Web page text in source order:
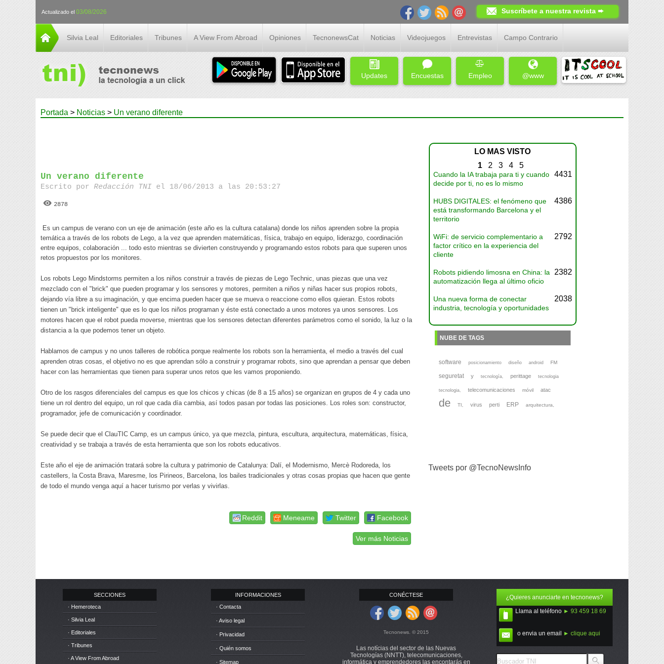
Actualizado el 03/08/2026 Suscríbete a nuestra revista ➨
Silvia Leal Editoriales Tribunes A View From Abroad Opiniones TecnonewsCat Noticias Videojuegos Entrevistas Campo Contrario
Updates Encuestas Empleo @www
Portada > Noticias > Un verano diferente
Un verano diferente
Escrito porRedacción TNI el 18/06/2013 a las 20:53:27
2878
Es un campus de verano con un eje de animación (este año es la cultura catalana) donde los niños aprenden sobre la propia
temática a través de los robots de Lego, a la vez que aprenden matemáticas, física, trabajo en equipo, liderazgo, coordinación
entre equipos, colaboración ... todo esto mientras se divierten construyendo y programando estos robots para que superen unos
retos propuestos por los monitores.
Los robots Lego Mindstorms permiten a los niños construir a través de piezas de Lego Technic, unas piezas que una vez
mezclado con el "brick" que pueden programar y los sensores y motores, permiten a niños y niñas hacer sus propios robots,
dejando vía libre a su imaginación, y que encima pueden hacer que se mueva o reaccione como ellos quieran. Estos robots
tienen un "brick inteligente" que es lo que los niños programan y éste está conectado a unos motores ya unos sensores. Los
motores hacen que el robot pueda moverse, mientras que los sensores detectan diferentes parámetros como el sonido, la luz o la
distancia a la que podemos tener un objeto.
Hablamos de campus y no unos talleres de robótica porque realmente los robots son la herramienta, el medio a través del cual
aprenden otras cosas, el objetivo no es que aprendan sólo a construir y programar robots, sino que aprendan a pensar que deben
hacer con las herramientas que tienen para superar unos retos que les vamos proponiendo.
Otro de los rasgos diferenciales del campus es que los chicos y chicas (de 8 a 15 años) se organizan en grupos de 4 y cada uno
tiene un rol dentro del equipo, un rol que cada día cambia, así todos pasan por todas las posiciones. Los roles son: constructor,
programador, jefe de comunicación y coordinador.
Se puede decir que el ClauTIC Camp, es un campus único, ya que mezcla, pintura, escultura, arquitectura, matemáticas, física,
creatividad y se trabaja a través de esta herramienta que son los robots educativos.
Este año el eje de animación tratará sobre la cultura y patrimonio de Catalunya: Dalí, el Modernismo, Mercè Rodoreda, los
castellers, la Costa Brava, Maresme, los Pirineos, Barcelona, los bailes tradicionales y otras cosas propias que hacen que gente
de todo el mundo venga aquí a hacer turismo por verlas y vivirlas.
Facebook
Twitter
Meneame
Reddit
Ver más Noticias
LO MAS VISTO
1 2 3 4 5
Cuando la IA trabaja para ti y cuando
decide por ti, no es lo mismo
4431
HUBS DIGITALES: el fenómeno que
está transformando Barcelona y el
territorio
4386
WiFi: de servicio complementario a
factor crítico en la experiencia del
cliente
2792
Robots pidiendo limosna en China: la
automatización llega al último oficio
2382
Una nueva forma de conectar
industria, tecnología y oportunidades
2038
NUBE DE TAGS
software posicionamiento diseño android FM
seguretat y tecnología, perittage tecnologia
tecnologia, telecomunicaciones móvil atac
de TI, virus perti ERP arquitectura,
Tweets por @TecnoNewsInfo
SECCIONES
· Hemeroteca
· Silvia Leal
· Editoriales
· Tribunes
· A View From Abroad
INFORMACIONES
· Contacta
· Aviso legal
· Privacidad
· Quién somos
· Sitemap
CONÉCTESE
Tecnonews. © 2015
Las notícias del sector de las Nuevas
Tecnologías (NNTT), telecomunicaciones,
informática y emprendedores las encontarás en
¿Quieres anunciarte en tecnonews?
Llama al teléfono ► 93 459 18 69
o envia un email ► clique aqui